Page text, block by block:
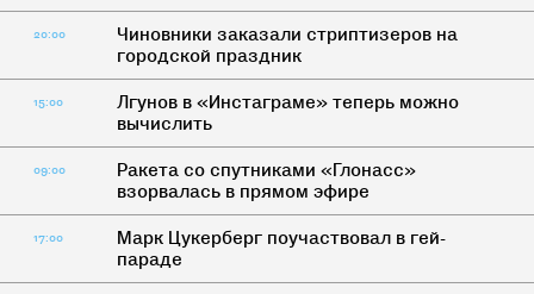
20:00
Чиновники заказали стриптизеров на
городской праздник
15:00
Лгунов в «Инстаграме» теперь можно
вычислить
09:00
Ракета со спутниками «Глонасс»
взорвалась в прямом эфире
17:00
Марк Цукерберг поучаствовал в гей-
параде